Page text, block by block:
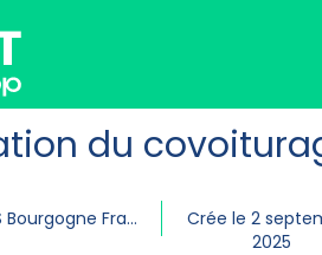
du
Organisé par SRIAS Bourgogne Franche-Comté
Crée le 2
2025